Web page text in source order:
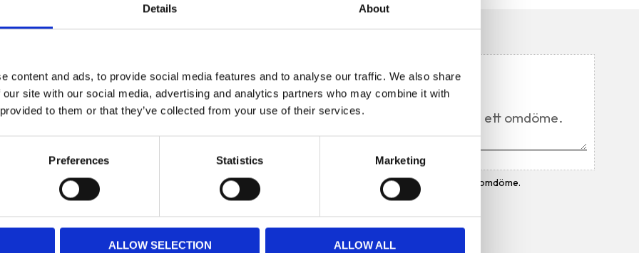
Details About
content and ads, to provide social media features and to analyse our traffic. We also share
site with our social media, advertising and analytics partners who may combine it with
to them or that they’ve collected from your use of their services.
Preferences Statistics Marketing
ALLOW SELECTION ALLOW ALL
Du
Bli den första att lämna ett omdöme.